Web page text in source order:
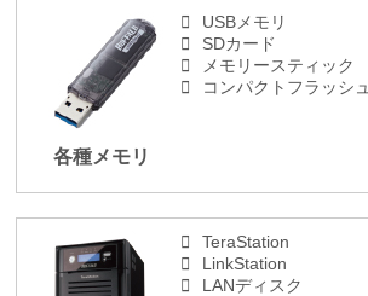
各種メモリ
USBメモリ
SDカード
メモリースティック
コンパクトフラッシュ
TeraStation
LinkStation
LANディスク